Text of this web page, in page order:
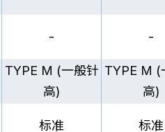
- -
TYPE M (一般针
高)
TYPE M (
高)
标准 标准